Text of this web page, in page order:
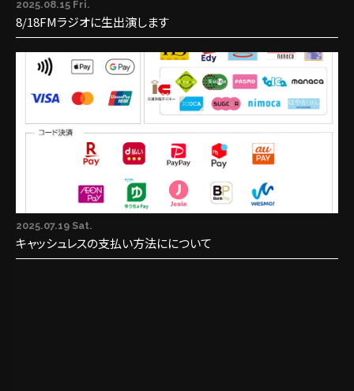
2025.08.15 Fri.
8/18FMラジオに生出演します
2025.07.19 Sat.
キャッシュレスの支払い方法にについて